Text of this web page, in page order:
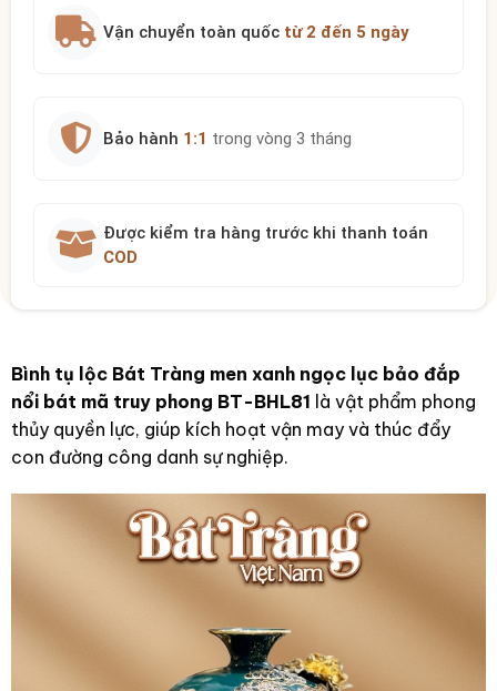
Vận chuyển toàn quốc từ 2 đến 5 ngày
Bảo hành 1:1 trong vòng 3 tháng
Được kiểm tra hàng trước khi thanh toán
COD
Bình tụ lộc Bát Tràng men xanh ngọc lục bảo đắp
nổi bát mã truy phong BT-BHL81 là vật phẩm phong
thủy quyền lực, giúp kích hoạt vận may và thúc đẩy
con đường công danh sự nghiệp.